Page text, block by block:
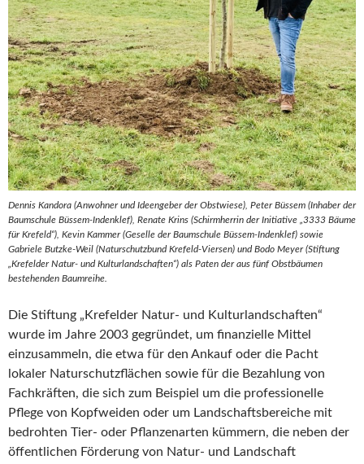
Dennis Kandora (Anwohner und Ideengeber der Obstwiese), Peter Büssem (Inhaber der
Baumschule Büssem-Indenklef), Renate Krins (Schirmherrin der Initiative „3333 Bäume
für Krefeld“), Kevin Kammer (Geselle der Baumschule Büssem-Indenklef) sowie
Gabriele Butzke-Weil (Naturschutzbund Krefeld-Viersen) und Bodo Meyer (Stiftung
„Krefelder Natur- und Kulturlandschaften“) als Paten der aus fünf Obstbäumen
bestehenden Baumreihe.
Die Stiftung „Krefelder Natur- und Kulturlandschaften“
wurde im Jahre 2003 gegründet, um finanzielle Mittel
einzusammeln, die etwa für den Ankauf oder die Pacht
lokaler Naturschutzflächen sowie für die Bezahlung von
Fachkräften, die sich zum Beispiel um die professionelle
Pflege von Kopfweiden oder um Landschaftsbereiche mit
bedrohten Tier- oder Pflanzenarten kümmern, die neben der
öffentlichen Förderung von Natur- und Landschaft